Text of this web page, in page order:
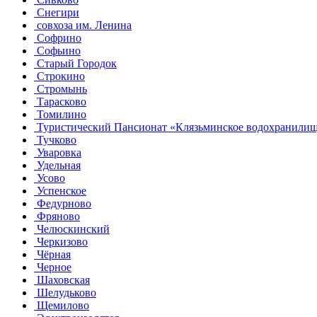
Снегири
совхоза им. Ленина
Софрино
Софьино
Старый Городок
Строкино
Стромынь
Тарасково
Томилино
Туристический Пансионат «Клязьминское
Тучково
Уваровка
Удельная
Усово
Успенское
Федурново
Фряново
Челюскинский
Черкизово
Чёрная
Черное
Шаховская
Шелудьково
Щемилово